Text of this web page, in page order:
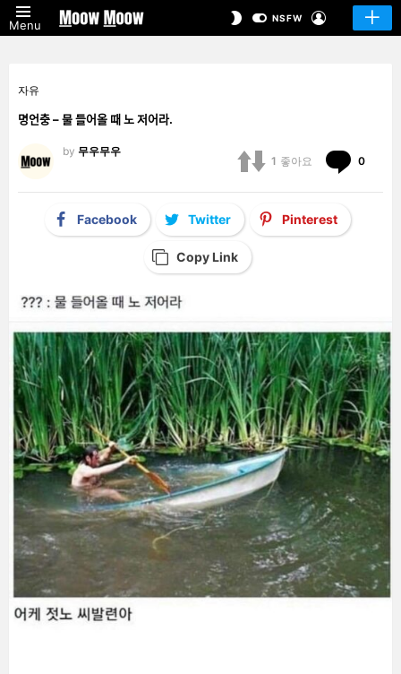
Menu
SWITCHNSFW
자유
명언충 – 물 들어올 때 노 저어라.
by 무우무우
1 좋아요 0
Facebook Twitter Pinterest
Copy Link